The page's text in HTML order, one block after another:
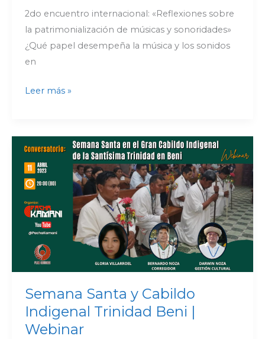
2do encuentro internacional: «Reflexiones sobre
la patrimonialización de músicas y sonoridades»
¿Qué papel desempeña la música y los sonidos
en
Leer más »
Semana Santa y Cabildo
Indigenal Trinidad Beni |
Webinar
Semana
Santa
y
Cabildo
Indigenal
Trinidad
Webinar